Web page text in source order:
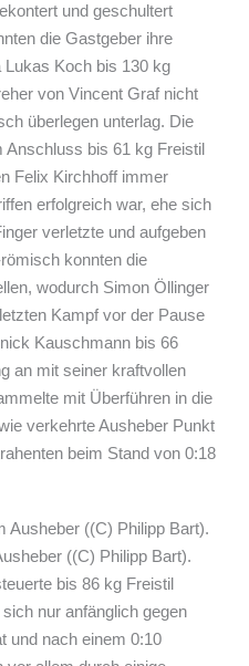
und geschultert
die Gastgeber ihre
Lukas Koch bis 130 kg
von Vincent Graf nicht
überlegen unterlag. Die
Anschluss bis 61 kg Freistil
Felix Kirchhoff immer
erfolgreich war, ehe sich
verletzte und aufgeben
konnten die
wodurch Simon Öllinger
Kampf vor der Pause
Kauschmann bis 66
an mit seiner kraftvollen
mit Überführen in die
verkehrte Ausheber Punkt
beim Stand von 0:18
((C) Philipp Bart).
bis 86 kg Freistil
nur anfänglich gegen
und nach einem 0:10